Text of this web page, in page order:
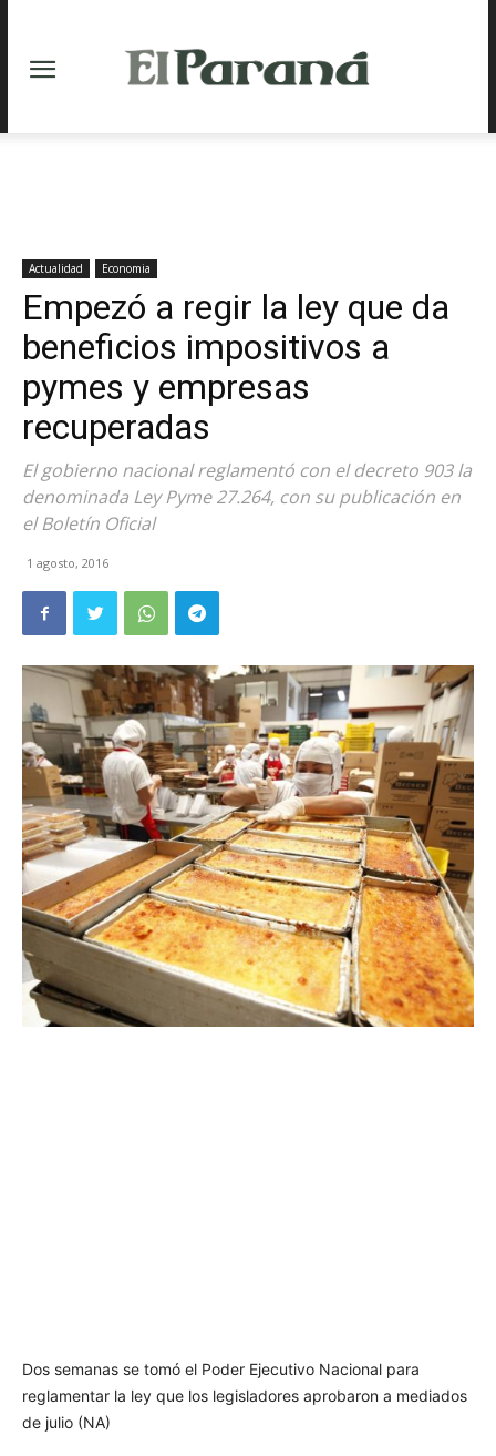
Actualidad Economia
Empezó a regir la ley que da
beneficios impositivos a
pymes y empresas
recuperadas
El gobierno nacional reglamentó con el decreto 903 la
denominada Ley Pyme 27.264, con su publicación en
el Boletín Oficial
1 agosto, 2016
Dos semanas se tomó el Poder Ejecutivo Nacional para
reglamentar la ley que los legisladores aprobaron a mediados
de julio (NA)